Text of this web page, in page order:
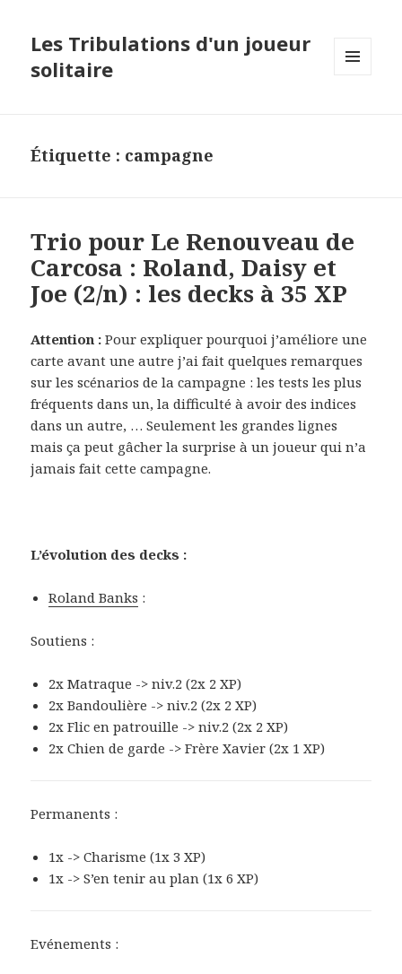
Les Tribulations d'un joueur
solitaire
Étiquette : campagne
Trio pour Le Renouveau de
Carcosa : Roland, Daisy et
Joe (2/n) : les decks à 35 XP
Attention : Pour expliquer pourquoi j’améliore une
carte avant une autre j’ai fait quelques remarques
sur les scénarios de la campagne : les tests les plus
fréquents dans un, la difficulté à avoir des indices
dans un autre, … Seulement les grandes lignes
mais ça peut gâcher la surprise à un joueur qui n’a
jamais fait cette campagne.
L’évolution des decks :
Roland Banks :
Soutiens :
2x Matraque -> niv.2 (2x 2 XP)
2x Bandoulière -> niv.2 (2x 2 XP)
2x Flic en patrouille -> niv.2 (2x 2 XP)
2x Chien de garde -> Frère Xavier (2x 1 XP)
Permanents :
1x -> Charisme (1x 3 XP)
1x -> S’en tenir au plan (1x 6 XP)
Evénements :